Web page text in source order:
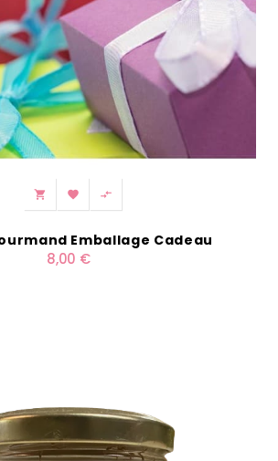
  
Emballage Cadeau
8,00 €